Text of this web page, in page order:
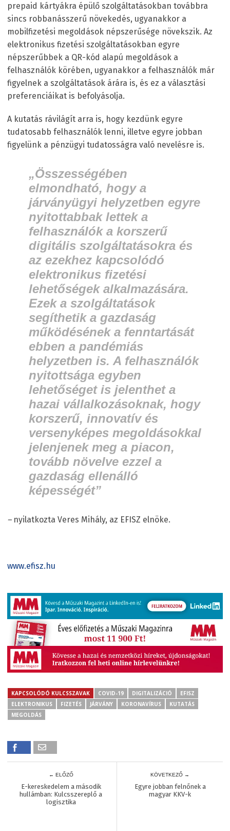
prepaid kártyákra épülő szolgáltatásokban továbbra
sincs robbanásszerű növekedés, ugyanakkor a
mobilfizetési megoldások népszerűsége növekszik. Az
elektronikus fizetési szolgáltatásokban egyre
népszerűbbek a QR-kód alapú megoldások a
felhasználók körében, ugyanakkor a felhasználók már
figyelnek a szolgáltatások árára is, és ez a választási
preferenciáikat is befolyásolja.
A kutatás rávilágít arra is, hogy kezdünk egyre
tudatosabb felhasználók lenni, illetve egyre jobban
figyelünk a pénzügyi tudatosságra való nevelésre is.
„Összességében
elmondható, hogy a
járványügyi helyzetben egyre
nyitottabbak lettek a
felhasználók a korszerű
digitális szolgáltatásokra és
az ezekhez kapcsolódó
elektronikus fizetési
lehetőségek alkalmazására.
Ezek a szolgáltatások
segíthetik a gazdaság
működésének a fenntartását
ebben a pandémiás
helyzetben is. A felhasználók
nyitottsága egyben
lehetőséget is jelenthet a
hazai vállalkozásoknak, hogy
korszerű, innovatív és
versenyképes megoldásokkal
jelenjenek meg a piacon,
tovább növelve ezzel a
gazdaság ellenálló
képességét”
–nyilatkozta Veres Mihály, az EFISZ elnöke.
www.efisz.hu
KAPCSOLÓDÓ KULCSSZAVAK COVID-19 DIGITALIZÁCIÓ
EFISZ
ELEKTRONIKUS
FIZETÉS JÁRVÁNY KORONAVÍRUS
KUTATÁS
MEGOLDÁS
← ELŐZŐ
E-kereskedelem a második
hullámban: Kulcsszereplő a
logisztika
KÖVETKEZŐ →
Egyre jobban felnőnek a
magyar KKV-k